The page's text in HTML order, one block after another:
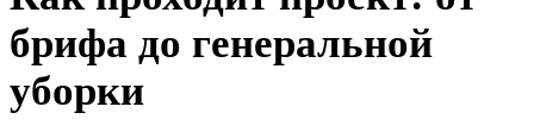
брифа до генеральной
уборки